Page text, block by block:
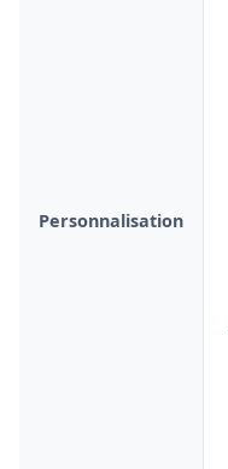
Personnalisation